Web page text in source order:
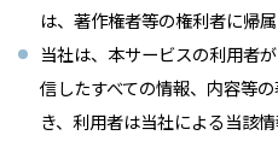
は、著作権者等の権利者に帰属
当社は、本サービスの利用者
信したすべての情報、内容等
き、利用者は当社による当該